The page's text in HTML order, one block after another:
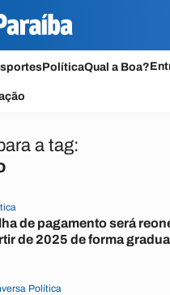
PolíticaQual a Boa?
a tag:
de pagamento será
de 2025 de forma
Política